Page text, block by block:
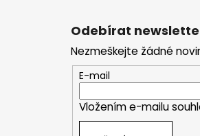
Odebírat
Nezmeškejte žádné
E-mail
Vložením e-mailu